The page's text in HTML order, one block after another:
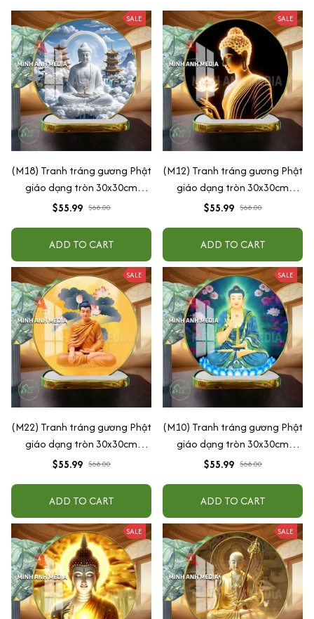
SALE
(M18) Tranh tráng gương Phật
giáo dạng tròn 30x30cm
(Tặng đế để bàn)
$55.99 $68.00
ADD TO CART
SALE
(M12) Tranh tráng gương Phật
giáo dạng tròn 30x30cm
(Tặng đế để bàn)
$55.99 $68.00
ADD TO CART
SALE
(M22) Tranh tráng gương Phật
giáo dạng tròn 30x30cm
(Tặng đế để bàn)
$55.99 $68.00
ADD TO CART
SALE
(M10) Tranh tráng gương Phật
giáo dạng tròn 30x30cm
(Tặng đế để bàn)
$55.99 $68.00
ADD TO CART
SALE SALE